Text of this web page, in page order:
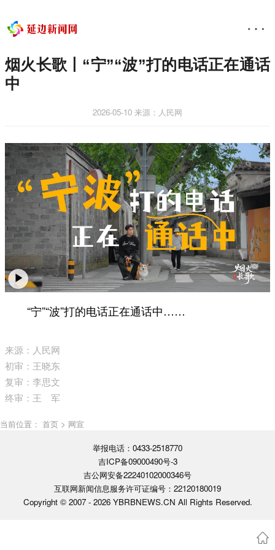
烟火长歌丨“宁”“波”打的电话正在通话
中
2026-05-10 来源：人民网
“宁”“波”打的电话正在通话中……
来源：人民网
初审：王晓东
复审：李思文
终审：王 军
当前位置： 首页 > 网宣
举报电话：0433-2518770
吉ICP备09000490号-3
吉公网安备22240102000346号
互联网新闻信息服务许可证编号：22120180019
Copyright © 2007 - 2026 YBRBNEWS.CN All Rights Reserved.